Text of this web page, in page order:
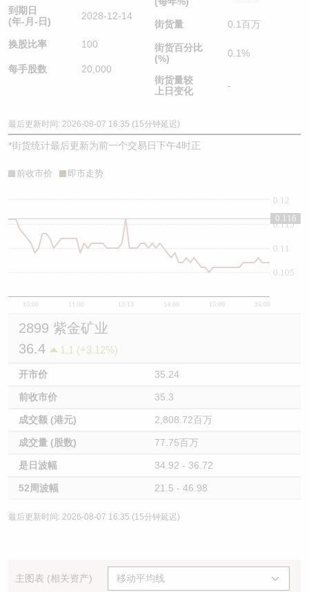
到期日
(年-月-日)
2028-12-14
换股比率 100
每手股数 20,000
街货量 0.1百万
街货百分比
(%)
0.1%
街货量较
上日变化
-
最后更新时间: 2026-08-07 16:35 (15分钟延迟)
*街货统计最后更新为前一个交易日下午4时正
前收市价 即市走势
10:00 11:00 12/13 14:00 15:00 16:00
0.105
0.11
0.115
0.12
0.116
2899 紫金矿业
36.4
1.1 (+3.12%)
开市价 35.24
前收市价 35.3
成交额 (港元) 2,808.72百万
成交量 (股数) 77.75百万
是日波幅 34.92 - 36.72
52周波幅 21.5 - 46.98
最后更新时间: 2026-08-07 16:35 (15分钟延迟)
主图表 (相关资产)